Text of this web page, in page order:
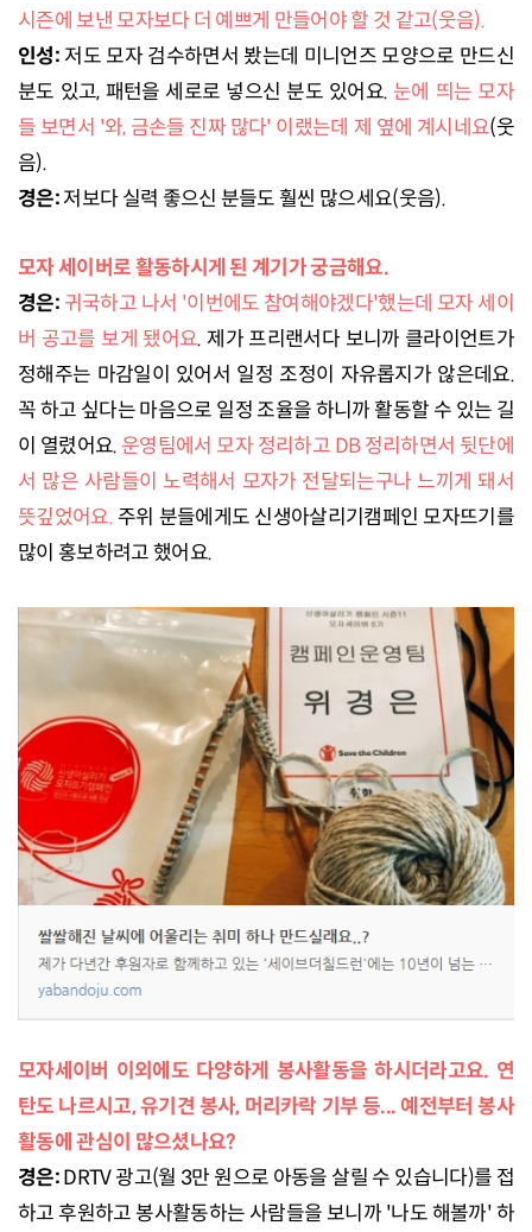
시즌에 보낸 모자보다 더 예쁘게 만들어야 할 것 같고(웃음).
인성: 저도 모자 검수하면서 봤는데 미니언즈 모양으로 만드신
분도 있고, 패턴을 세로로 넣으신 분도 있어요. 눈에 띄는 모자
들 보면서 '와, 금손들 진짜 많다' 이랬는데 제 옆에 계시네요(웃
음).
경은:저보다 실력 좋으신 분들도 훨씬 많으세요(웃음).
모자 세이버로 활동하시게 된 계기가 궁금해요.
경은: 귀국하고 나서 '이번에도 참여해야겠다'했는데 모자 세이
버 공고를 보게 됐어요. 제가 프리랜서다 보니까 클라이언트가
정해주는 마감일이 있어서 일정 조정이 자유롭지가 않은데요.
꼭 하고 싶다는 마음으로 일정 조율을 하니까 활동할 수 있는 길
이 열렸어요. 운영팀에서 모자 정리하고 DB 정리하면서 뒷단에
서 많은 사람들이 노력해서 모자가 전달되는구나 느끼게 돼서
뜻깊었어요. 주위 분들에게도 신생아살리기캠페인 모자뜨기를
많이 홍보하려고 했어요.
모자세이버 이외에도 다양하게 봉사활동을 하시더라고요. 연
탄도 나르시고, 유기견 봉사, 머리카락 기부 등... 예전부터 봉사
활동에 관심이 많으셨나요?
경은:DRTV 광고(월 3만 원으로 아동을 살릴 수 있습니다)를 접
하고 후원하고 봉사활동하는 사람들을 보니까 '나도 해볼까' 하